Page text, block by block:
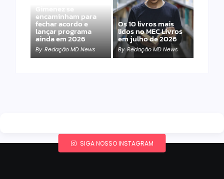
Gimenez se
encaminham para
fechar acordo e
lançar programa
ainda em 2026
By Redação MD News
Os 10 livros mais
lidos no MEC Livros
em julho de 2026
By Redação MD News
SIGA NOSSO INSTAGRAM